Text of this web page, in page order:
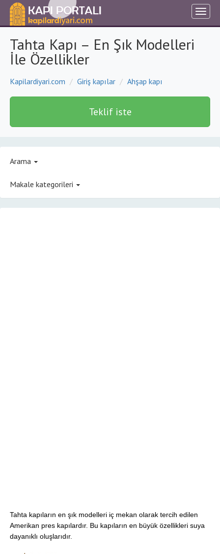
Tahta Kapı – En Şık Modelleri
İle Özellikler
Kapilardiyari.com Giriş kapılar Ahşap kapı
Teklif iste
Arama
Makale kategorileri
Tahta kapıların en şık modelleri iç mekan olarak tercih edilen
Amerikan pres kapılardır. Bu kapıların en büyük özellikleri suya
dayanıklı oluşlarıdır.